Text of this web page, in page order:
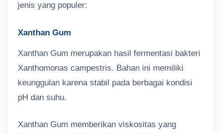
jenis yang populer:
Xanthan Gum
Xanthan Gum merupakan hasil fermentasi bakteri
Xanthomonas campestris. Bahan ini memiliki
keunggulan karena stabil pada berbagai kondisi
pH dan suhu.
Xanthan Gum memberikan viskositas yang